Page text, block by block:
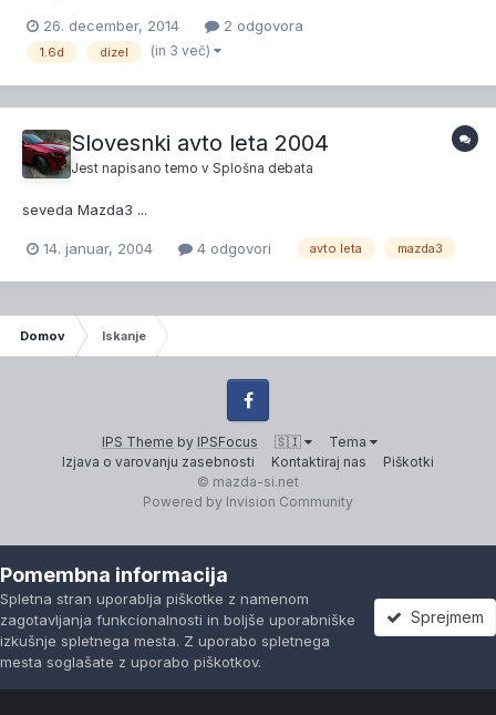
golfa dizela 10 let in bi sedaj nekaj novega za dlje ?asa in ?e mi
kdo lahko malo razlo?i o mazdah ali so zanesljivi...
26. december, 2014 2 odgovora
1.6d dizel (in 3 več)
Slovesnki avto leta 2004
Jest napisano temo v Splošna debata
seveda Mazda3 ...
14. januar, 2004 4 odgovori avto leta mazda3
Domov Iskanje
IPS Theme by IPSFocus 🇸🇮
Tema
Izjava o varovanju zasebnosti
Kontaktiraj nas Piškotki
Facebook
© mazda-si.net
Powered by Invision Community
Pomembna informacija
Spletna stran uporablja piškotke z namenom
zagotavljanja funkcionalnosti in boljše uporabniške
izkušnje spletnega mesta. Z uporabo spletnega
mesta soglašate z uporabo piškotkov.
Sprejmem
Forumi Neprebrano Prijavi se